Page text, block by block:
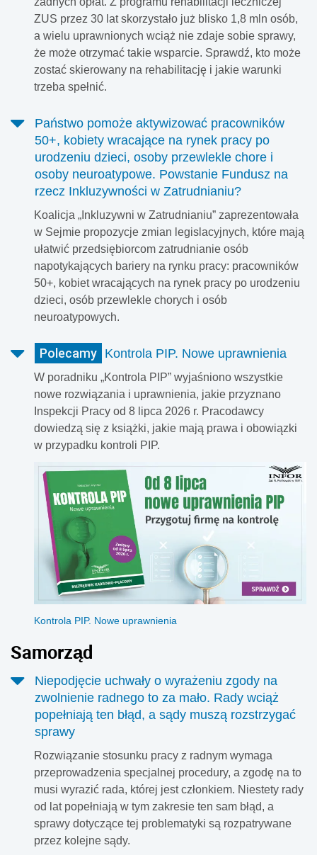
ZUS przez 30 lat skorzystało już blisko 1,8 mln osób,
a wielu uprawnionych wciąż nie zdaje sobie sprawy,
że może otrzymać takie wsparcie. Sprawdź, kto może
zostać skierowany na rehabilitację i jakie warunki
trzeba spełnić.
Państwo pomoże aktywizować pracowników
50+, kobiety wracające na rynek pracy po
urodzeniu dzieci, osoby przewlekle chore i
osoby neuroatypowe. Powstanie Fundusz na
rzecz Inkluzywności w Zatrudnianiu?
Koalicja „Inkluzywni w Zatrudnianiu” zaprezentowała
w Sejmie propozycje zmian legislacyjnych, które mają
ułatwić przedsiębiorcom zatrudnianie osób
napotykających bariery na rynku pracy: pracowników
50+, kobiet wracających na rynek pracy po urodzeniu
dzieci, osób przewlekle chorych i osób
neuroatypowych.
Polecamy Kontrola PIP. Nowe uprawnienia
W poradniku „Kontrola PIP” wyjaśniono wszystkie
nowe rozwiązania i uprawnienia, jakie przyznano
Inspekcji Pracy od 8 lipca 2026 r. Pracodawcy
dowiedzą się z książki, jakie mają prawa i obowiązki
w przypadku kontroli PIP.
Kontrola PIP. Nowe uprawnienia
Samorząd
Niepodjęcie uchwały o wyrażeniu zgody na
zwolnienie radnego to za mało. Rady wciąż
popełniają ten błąd, a sądy muszą rozstrzygać
sprawy
Rozwiązanie stosunku pracy z radnym wymaga
przeprowadzenia specjalnej procedury, a zgodę na to
musi wyrazić rada, której jest członkiem. Niestety rady
od lat popełniają w tym zakresie ten sam błąd, a
sprawy dotyczące tej problematyki są rozpatrywane
przez kolejne sądy.